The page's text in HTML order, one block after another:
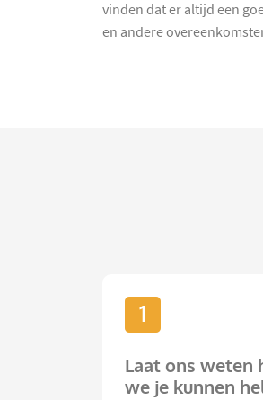
vinden dat er altijd een
en andere
1
Laat ons weten
we je kunnen